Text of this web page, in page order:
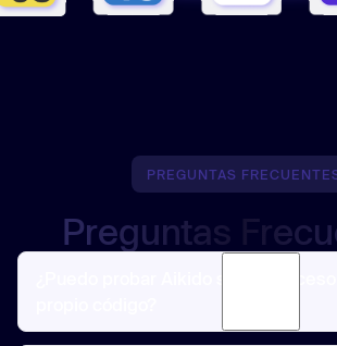
PREGUNTAS
Preguntas
Sí, puedes conectar un repositorio real